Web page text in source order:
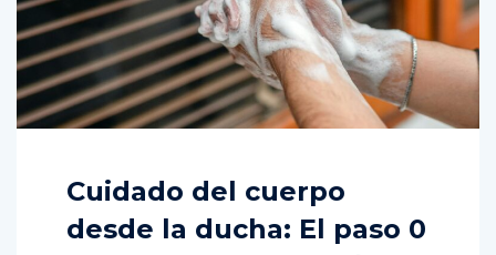
Cuidado del cuerpo
desde la ducha: El paso 0